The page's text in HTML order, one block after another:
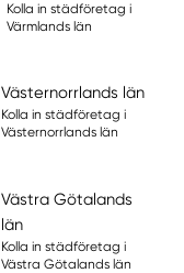
Kolla in städföretag i
Värmlands län
Västernorrlands län
Kolla in städföretag i
Västernorrlands län
Västra Götalands
län
Kolla in städföretag i
Västra Götalands län